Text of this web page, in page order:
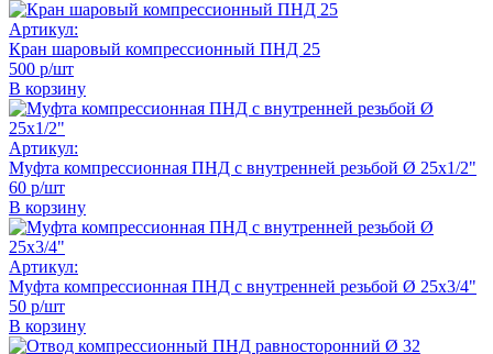
Артикул:
Кран шаровый компрессионный ПНД 25
500 р/шт
В корзину
Артикул:
Муфта компрессионная ПНД с внутренней резьбой Ø 25х1/2"
60 р/шт
В корзину
Артикул:
Муфта компрессионная ПНД с внутренней резьбой Ø 25x3/4"
50 р/шт
В корзину